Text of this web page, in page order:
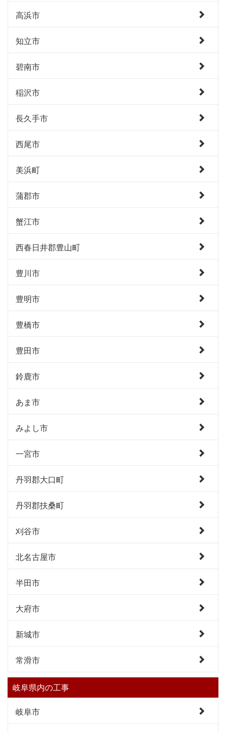
高浜市
知立市
碧南市
稲沢市
長久手市
西尾市
美浜町
蒲郡市
蟹江市
西春日井郡豊山町
豊川市
豊明市
豊橋市
豊田市
鈴鹿市
あま市
みよし市
一宮市
丹羽郡大口町
丹羽郡扶桑町
刈谷市
北名古屋市
半田市
大府市
新城市
常滑市
岐阜県内の工事
岐阜市